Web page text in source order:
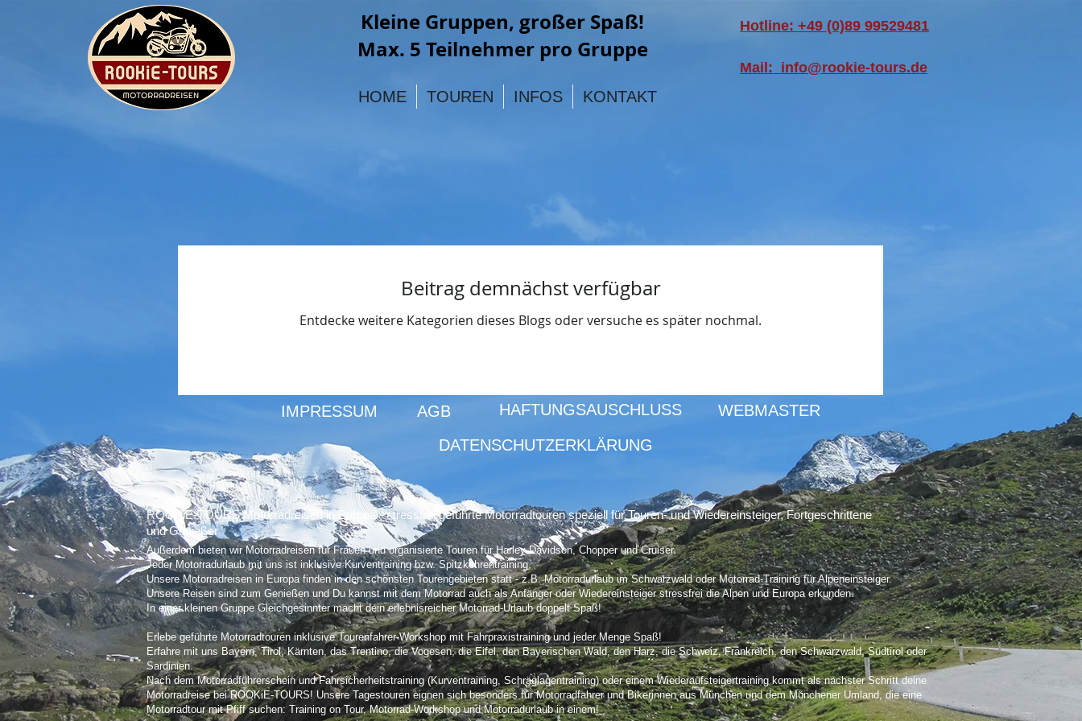
Kleine Gruppen, großer Spaß!
Max. 5 Teilnehmer pro Gruppe
Hotline: +49 (0)89 99529481
Mail: info@rookie-tours.de
HOME TOUREN INFOS KONTAKT
Beitrag demnächst verfügbar
Entdecke weitere Kategorien dieses Blogs oder versuche es später nochmal.
IMPRESSUM AGB HAFTUNGSAUSCHLUSS
WEBMASTER
DATENSCHUTZERKLÄRUNG
ROOKiE-TOURS Motorradreisen in Europa - stressfrei geführte Motorradtouren speziell für Touren- und Wiedereinsteiger, Fortgeschrittene
und Genießer
Außerdem bieten wir Motorradreisen für Frauen und organisierte Touren für Harley-Davidson, Chopper und Cruiser.
Jeder Motorradurlaub mit uns ist inklusive Kurventraining bzw. Spitzkehrentraining.
Unsere Motorradreisen in Europa finden in den schönsten Tourengebieten statt - z.B: Motorradurlaub im Schwarzwald oder Motorrad-Training für Alpeneinsteiger.
Unsere Reisen sind zum Genießen und Du kannst mit dem Motorrad auch als Anfänger oder Wiedereinsteiger stressfrei die Alpen und Europa erkunden.
In einer kleinen Gruppe Gleichgesinnter macht dein erlebnisreicher Motorrad-Urlaub doppelt Spaß!
Erlebe geführte Motorradtouren inklusive Tourenfahrer-Workshop mit Fahrpraxistraining und jeder Menge Spaß!
Erfahre mit uns Bayern, Tirol, Kärnten, das Trentino, die Vogesen, die Eifel, den Bayerischen Wald, den Harz, die Schweiz, Frankreich, den Schwarzwald, Südtirol oder
Sardinien.
Nach dem Motorradführerschein und Fahrsicherheitstraining (Kurventraining, Schräglagentraining) oder einem Wiederaufsteigertraining kommt als nächster Schritt deine
Motorradreise bei ROOKiE-TOURS! Unsere Tagestouren eignen sich besonders für Motorradfahrer und Bikerinnen aus München und dem Münchener Umland, die eine
Motorradtour mit Pfiff suchen: Training on Tour, Motorrad-Workshop und Motorradurlaub in einem!